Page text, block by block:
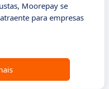
Moorepay se
para empresas